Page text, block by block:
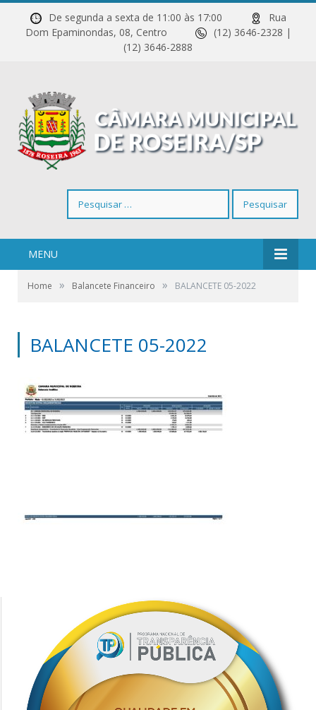
De segunda a sexta de 11:00 às 17:00
Rua
Dom Epaminondas, 08, Centro
(12) 3646-2328 |
(12) 3646-2888
por:
MENU
Home » Balancete Financeiro » BALANCETE 05-2022
BALANCETE 05-2022